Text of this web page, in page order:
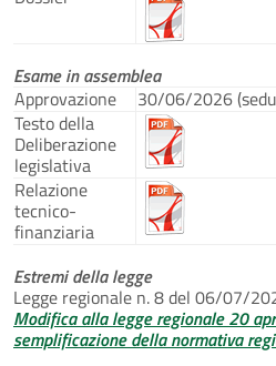
Esame in assemblea
Approvazione
30/06/2026
Testo della
Deliberazione
legislativa
Relazione
tecnico-
finanziaria
Estremi della legge
Legge regionale n. 8 del 06/07/
Modifica alla legge regionale 20
semplificazione della normativa